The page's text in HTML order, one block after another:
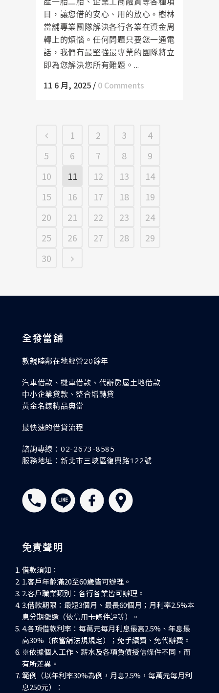
目，讓您借的安心、用的放心。樹林
當舖專業團隊解決各行各業在資金周
轉上的煩惱。任何問題只要您一通電
話，我們有最堅強最專業的團隊將立
即為您解決您所有難題。...
11 6 月, 2025 / 0 Comments
1 2 3
4
5
6 7 8
9
10
11 12 13
14
15
16 17 18
19
20
21 22 23
24
25
26 27 28
29
30
全發當舖
敦親睦鄰在地經營20餘年
汽車借款、機車借款、代辦房屋土地借款
中小企業貸款、整合增轉貸
黃金名錶精品典當
最快速的借貸流程
諮詢專線：02-2673-8585
服務地址：新北市三峽區復興路122號
免責聲明
借款須知：
1.客戶年齡滿20至60歲皆可辦理。
2.客戶職業類別：各行各業皆可辦理。
3.借款期限：最短3個月、最長60個月；月利率2.5%本
息分期攤還（依信用卡條件評等）。
4.各項借款利率：每萬元每月利息最高2.5%、年息最
高30%（依當舖法規規定）；免手續費、免代辦費。
※依據個人工作、薪水及各項負債授信條件不同，而
有所差異。
範例（以年利率30%為例，月息2.5%，每萬元每月利
息250元）：